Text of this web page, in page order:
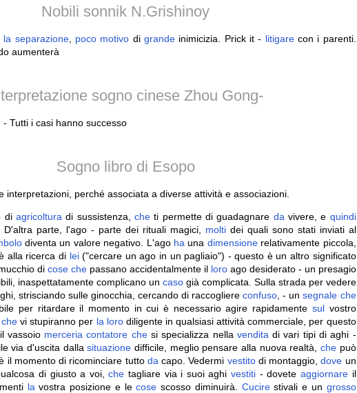
Nobili sonnik N.Grishinoy
la separazione, poco motivo di grandeinimicizia. Prick it - litigarecon i parenti.
aumenterà
sogno cinese Zhou Gong-
Tutti i casi hanno successo
Sogno libro di Esopo
interpretazioni, perché associata a diverse attività e associazioni.
diagricoltura di sussistenza, che ti permette di guadagnare da vivere, e quindi
D'altra parte, l'ago - parte dei rituali magici, moltidei quali sono stati inviati al
diventa un valore negativo. L'ago ha una dimensionerelativamente piccola,
alla ricerca di lei("cercare un ago in un pagliaio") - questo è un altro significato
di cose chepassano accidentalmente il loroago desiderato - un presagio
inaspettatamente complicano un casogià complicata. Sulla strada per vedere
strisciando sulle ginocchia, cercando di raccogliereconfuso , - unsegnale che
per ritardare il momento in cui è necessario agire rapidamente sulvostro
che vi stupiranno per la lorodiligente in qualsiasi attività commerciale, per questo
vassoio merceria contatore chesi specializza nella vendita di vari tipi di aghi -
via d'uscita dallasituazione difficile, meglio pensare alla nuova realtà, chepuò
il momento di ricominciare tutto da capo. Vedermi vestitodi montaggio,dove un
di giusto a voi,che tagliare via i suoi aghivestiti - dovete aggiornareil
la vostra posizione e lecose scosso diminuirà. Cucirestivali e un grosso